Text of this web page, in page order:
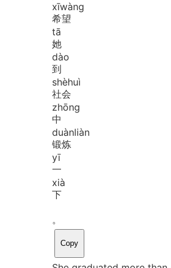
xīwàng
希望
tā
她
dào
到
shèhuì
社会
zhōng
中
duànliàn
锻炼
yī
一
xià
下
。
Copy